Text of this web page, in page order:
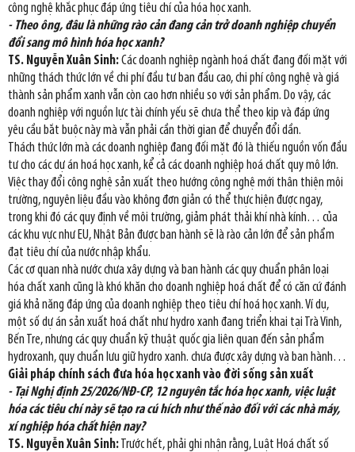
công nghệ khắc phục đáp ứng tiêu chí của hóa học xanh.
- Theo ông, đâu là những rào cản đang cản trở doanh nghiệp chuyển
đổi sang mô hình hóa học xanh?
TS. Nguyễn Xuân Sinh:Các doanh nghiệp ngành hoá chất đang đối mặt với
những thách thức lớn về chi phí đầu tư ban đầu cao, chi phí công nghệ và giá
thành sản phẩm xanh vẫn còn cao hơn nhiều so với sản phẩm. Do vậy, các
doanh nghiệp với nguồn lực tài chính yếu sẽ chưa thể theo kịp và đáp ứng
yêu cầu bắt buộc này mà vẫn phải cần thời gian để chuyển đổi dần.
Thách thức lớn mà các doanh nghiệp đang đối mặt đó là thiếu nguồn vốn đầu
tư cho các dự án hoá học xanh, kể cả các doanh nghiệp hoá chất quy mô lớn.
Việc thay đổi công nghệ sản xuất theo hướng công nghệ mới thân thiện môi
trường, nguyên liệu đầu vào không đơn giản có thể thực hiện được ngay,
trong khi đó các quy định về môi trường, giảm phát thải khí nhà kính… của
các khu vực như EU, Nhật Bản được ban hành sẽ là rào cản lớn để sản phẩm
đạt tiêu chí của nước nhập khẩu.
Các cơ quan nhà nước chưa xây dựng và ban hành các quy chuẩn phân loại
hóa chất xanh cũng là khó khăn cho doanh nghiệp hoá chất để có căn cứ đánh
giá khả năng đáp ứng của doanh nghiệp theo tiêu chí hoá học xanh. Ví dụ,
một số dự án sản xuất hoá chất như hydro xanh đang triển khai tại Trà Vinh,
Bến Tre, nhưng các quy chuẩn kỹ thuật quốc gia liên quan đến sản phẩm
hydroxanh, quy chuẩn lưu giữ hydro xanh. chưa được xây dựng và ban hành…
Giải pháp chính sách đưa hóa học xanh vào đời sống sản xuất
- Tại Nghị định 25/2026/NĐ-CP, 12 nguyên tắc hóa học xanh, việc luật
hóa các tiêu chí này sẽ tạo ra cú hích như thế nào đối với các nhà máy,
xí nghiệp hóa chất hiện nay?
TS. Nguyễn Xuân Sinh:Trước hết, phải ghi nhận rằng, Luật Hoá chất số